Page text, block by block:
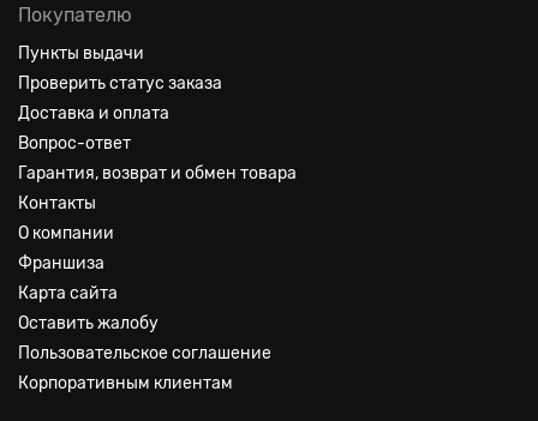
Покупателю
Пункты выдачи
Проверить статус заказа
Доставка и оплата
Вопрос-ответ
Гарантия, возврат и обмен товара
Контакты
О компании
Франшиза
Карта сайта
Оставить жалобу
Пользовательское соглашение
Корпоративным клиентам